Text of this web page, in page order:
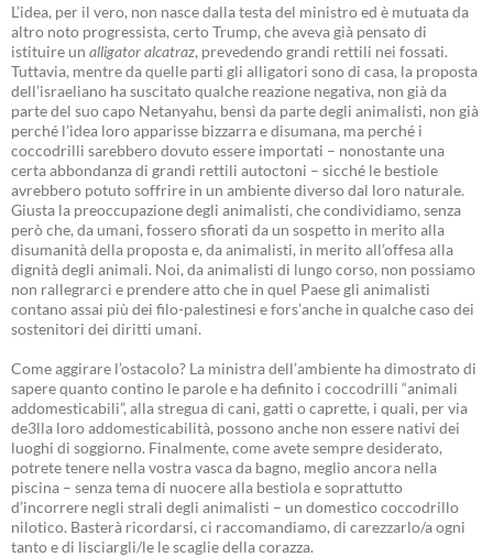
L’idea, per il vero, non nasce dalla testa del ministro ed è mutuata da
altro noto progressista, certo Trump, che aveva già pensato di
istituire un alligator alcatraz, prevedendo grandi rettili nei fossati.
Tuttavia, mentre da quelle parti gli alligatori sono di casa, la proposta
dell’israeliano ha suscitato qualche reazione negativa, non già da
parte del suo capo Netanyahu, bensì da parte degli animalisti, non già
perché l’idea loro apparisse bizzarra e disumana, ma perché i
coccodrilli sarebbero dovuto essere importati – nonostante una
certa abbondanza di grandi rettili autoctoni – sicché le bestiole
avrebbero potuto soffrire in un ambiente diverso dal loro naturale.
Giusta la preoccupazione degli animalisti, che condividiamo, senza
però che, da umani, fossero sfiorati da un sospetto in merito alla
disumanità della proposta e, da animalisti, in merito all’offesa alla
dignità degli animali. Noi, da animalisti di lungo corso, non possiamo
non rallegrarci e prendere atto che in quel Paese gli animalisti
contano assai più dei filo-palestinesi e fors’anche in qualche caso dei
sostenitori dei diritti umani.
Come aggirare l’ostacolo? La ministra dell’ambiente ha dimostrato di
sapere quanto contino le parole e ha definito i coccodrilli “animali
addomesticabili”, alla stregua di cani, gatti o caprette, i quali, per via
de3lla loro addomesticabilità, possono anche non essere nativi dei
luoghi di soggiorno. Finalmente, come avete sempre desiderato,
potrete tenere nella vostra vasca da bagno, meglio ancora nella
piscina – senza tema di nuocere alla bestiola e soprattutto
d’incorrere negli strali degli animalisti – un domestico coccodrillo
nilotico. Basterà ricordarsi, ci raccomandiamo, di carezzarlo/a ogni
tanto e di lisciargli/le le scaglie della corazza.